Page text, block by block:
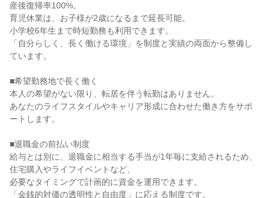
産後復帰率100%。
育児休業は、お子様が2歳になるまで延長可能。
小学校6年生まで時短勤務も利用できます。
「自分らしく、長く働ける環境」を制度と実績の両面から整備し
ています。
■希望勤務地で長く働く
本人の希望がない限り、転居を伴う転勤はありません。
あなたのライフスタイルやキャリア形成に合わせた働き方をサポ
ートします。
■退職金の前払い制度
給与とは別に、退職金に相当する手当が1年毎に支給されるため、
住宅購入やライフイベントなど、
必要なタイミングで計画的に資金を運用できます。
「金銭的対価の透明性と自由度」に応える制度です。